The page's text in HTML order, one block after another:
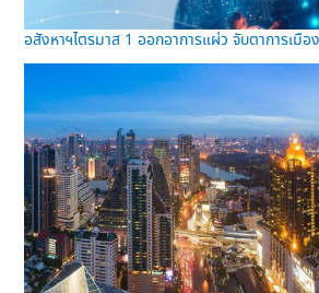
อสังหาฯไตรมาส 1 ออกอาการแผ่ว จับตาการเมื